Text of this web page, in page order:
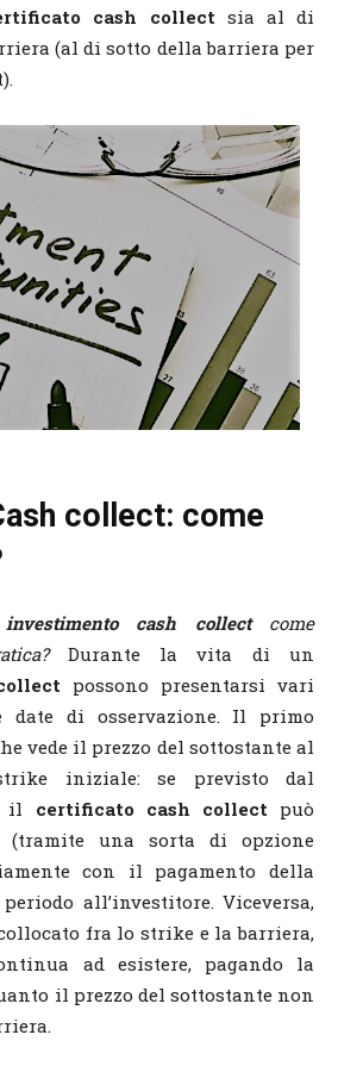
cash collect sia al di
(al di sotto della barriera per
collect: come
cash collect come
? Durante la vita di un
possono presentarsi vari
date di osservazione. Il primo
vede il prezzo del sottostante al
iniziale: se previsto dal
il certificato cash collect può
(tramite una sorta di opzione
con il pagamento della
all’investitore. Viceversa,
fra lo strike e la barriera,
ad esistere, pagando la
il prezzo del sottostante non